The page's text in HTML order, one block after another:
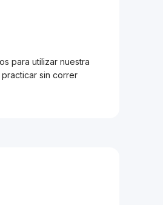
para utilizar nuestra
sin correr